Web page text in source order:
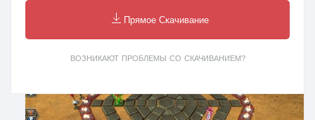
Прямое Скачивание
ВОЗНИКАЮТ ПРОБЛЕМЫ СО СКАЧИВАНИЕМ?